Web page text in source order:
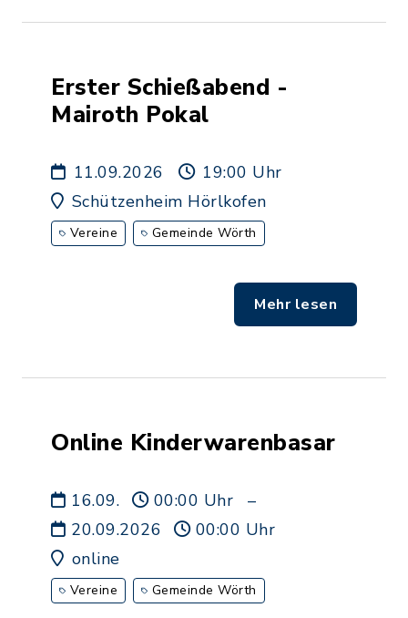
Erster Schießabend -
Mairoth Pokal
11.09.2026
19:00 Uhr
Schützenheim Hörlkofen
Vereine Gemeinde Wörth
Mehr lesen
Online Kinderwarenbasar
16.09. 00:00 Uhr
–
20.09.2026
00:00 Uhr
online
Vereine Gemeinde Wörth